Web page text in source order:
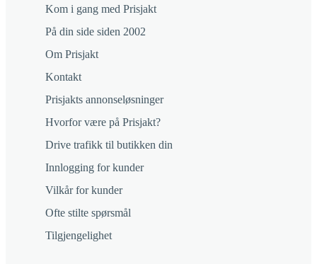
Kom i gang med Prisjakt
På din side siden 2002
Om Prisjakt
Kontakt
Prisjakts annonseløsninger
Hvorfor være på Prisjakt?
Drive trafikk til butikken din
Innlogging for kunder
Vilkår for kunder
Ofte stilte spørsmål
Tilgjengelighet